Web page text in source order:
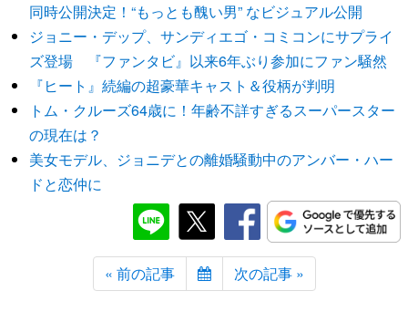
同時公開決定！“もっとも醜い男” なビジュアル公開
ジョニー・デップ、サンディエゴ・コミコンにサプライ
ズ登場 『ファンタビ』以来6年ぶり参加にファン騒然
『ヒート』続編の超豪華キャスト＆役柄が判明
トム・クルーズ64歳に！年齢不詳すぎるスーパースター
の現在は？
美女モデル、ジョニデとの離婚騒動中のアンバー・ハー
ドと恋仲に
« 前の記事 次の記事 »